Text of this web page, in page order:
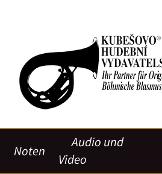
Noten
Audio und
Video